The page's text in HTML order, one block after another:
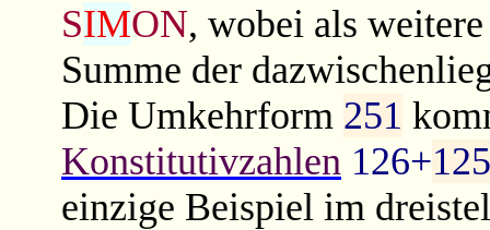
SIMON, wobei als
Summe der
Die Umkehrform 251
Konstitutivzahlen 126+125
einzige Beispiel im